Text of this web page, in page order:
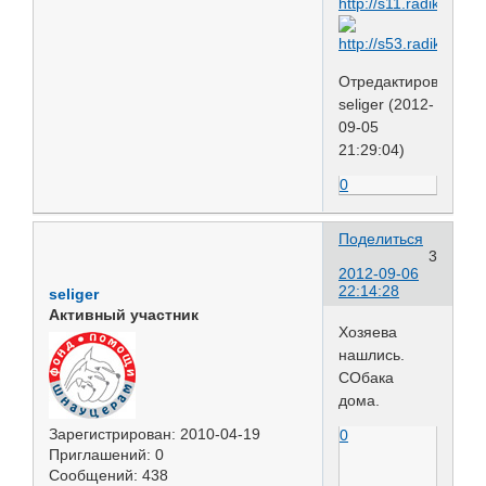
Отредактировано
seliger (2012-
09-05
21:29:04)
0
Поделиться
3
2012-09-06
22:14:28
seliger
Активный участник
Зарегистрирован: 2010-04-19
Приглашений: 0
Сообщений: 438
Хозяева
нашлись.
СОбака
дома.
0